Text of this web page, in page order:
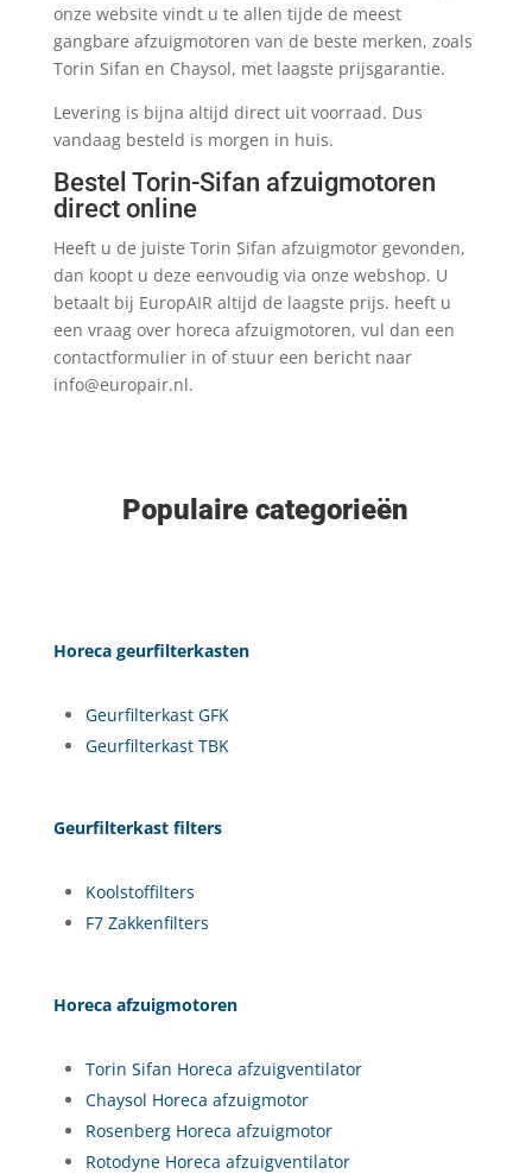
onze website vindt u te allen tijde de meest
gangbare afzuigmotoren van de beste merken, zoals
Torin Sifan en Chaysol, met laagste prijsgarantie.
Levering is bijna altijd direct uit voorraad. Dus
vandaag besteld is morgen in huis.
Bestel Torin-Sifan afzuigmotoren
direct online
Heeft u de juiste Torin Sifan afzuigmotor gevonden,
dan koopt u deze eenvoudig via onze webshop. U
betaalt bij EuropAIR altijd de laagste prijs. heeft u
een vraag over horeca afzuigmotoren, vul dan een
contactformulier in of stuur een bericht naar
info@europair.nl.
Populaire categorieën
Horeca geurfilterkasten
Geurfilterkast GFK
Geurfilterkast TBK
Geurfilterkast filters
Koolstoffilters
F7 Zakkenfilters
Horeca afzuigmotoren
Torin Sifan Horeca afzuigventilator
Chaysol Horeca afzuigmotor
Rosenberg Horeca afzuigmotor
Rotodyne Horeca afzuigventilator